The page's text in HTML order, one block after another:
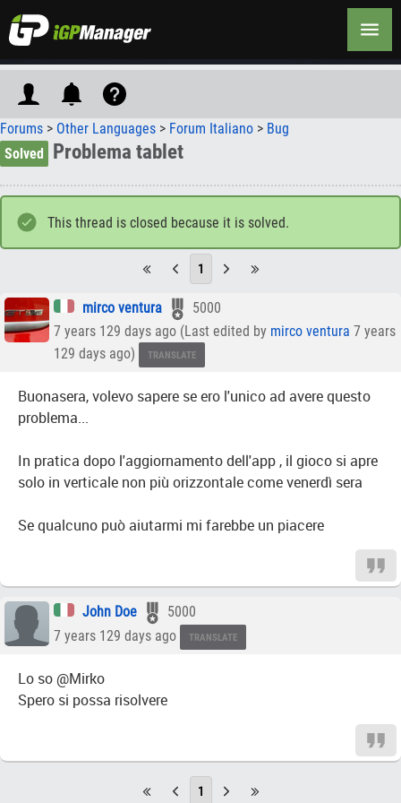
Forums > Other Languages > Forum Italiano > Bug
Solved
Problema tablet
This thread is closed because it is solved.
1
mirco ventura
5000
7 years 129 days ago (Last edited by mirco ventura 7 years
129 days ago)
TRANSLATE
Buonasera, volevo sapere se ero l'unico ad avere questo
problema...
In pratica dopo l'aggiornamento dell'app , il gioco si apre
solo in verticale non più orizzontale come venerdì sera
Se qualcuno può aiutarmi mi farebbe un piacere
John Doe
5000
7 years 129 days ago
TRANSLATE
Lo so @Mirko
Spero si possa risolvere
1